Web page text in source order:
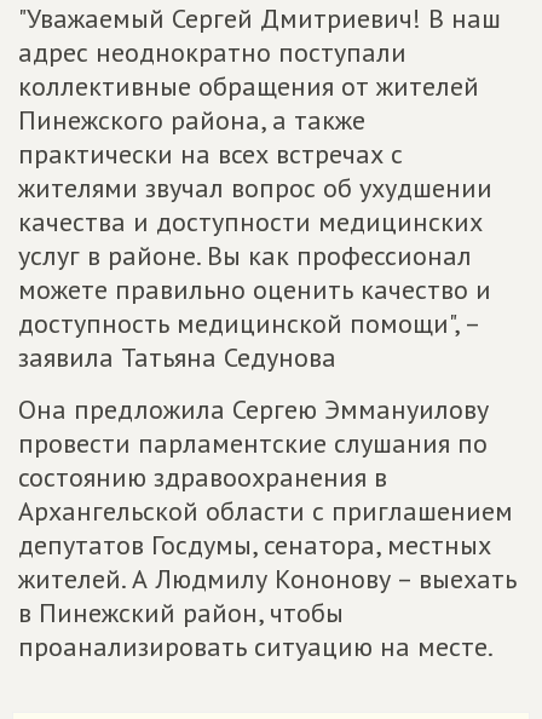
"Уважаемый Сергей Дмитриевич! В наш
адрес неоднократно поступали
коллективные обращения от жителей
Пинежского района, а также
практически на всех встречах с
жителями звучал вопрос об ухудшении
качества и доступности медицинских
услуг в районе. Вы как профессионал
можете правильно оценить качество и
доступность медицинской помощи", –
заявила Татьяна Седунова
Она предложила Сергею Эммануилову
провести парламентские слушания по
состоянию здравоохранения в
Архангельской области с приглашением
депутатов Госдумы, сенатора, местных
жителей. А Людмилу Кононову – выехать
в Пинежский район, чтобы
проанализировать ситуацию на месте.